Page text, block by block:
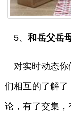
5、和岳父岳
对实时动态
们相互的了解
论，有了交集